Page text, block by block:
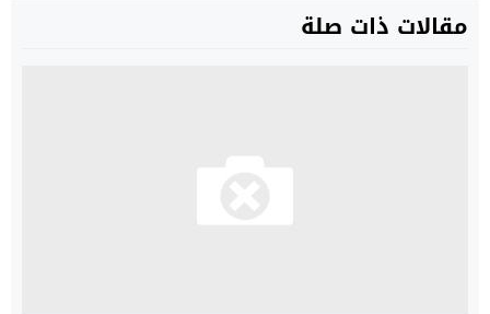
مقالات ذات صلة